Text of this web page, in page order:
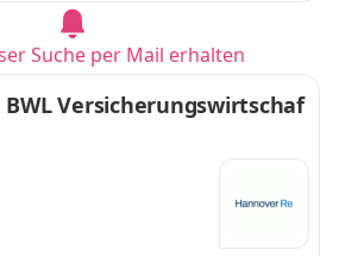
Suche per Mail erhalten
Versicherungswirtschaf